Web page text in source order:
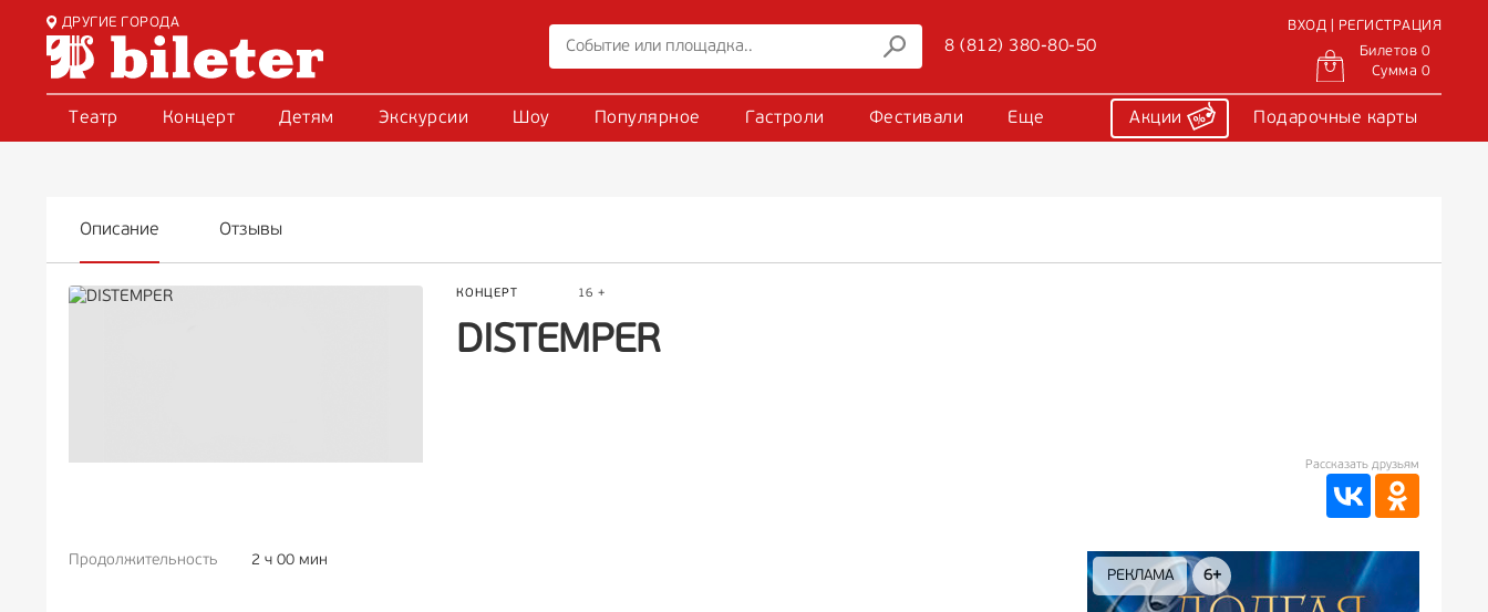
ДРУГИЕ ГОРОДА
8 (812) 380-80-50
ВХОД | РЕГИСТРАЦИЯ
Билетов 0
Сумма 0
Театр Концерт Детям Экскурсии Шоу Популярное Гастроли Фестивали Еще Акции Подарочные карты
Описание Отзывы
КОНЦЕРТ 16 +
DISTEMPER
Рассказать друзьям
Продолжительность 2 ч 00 мин
6+ РЕКЛАМА